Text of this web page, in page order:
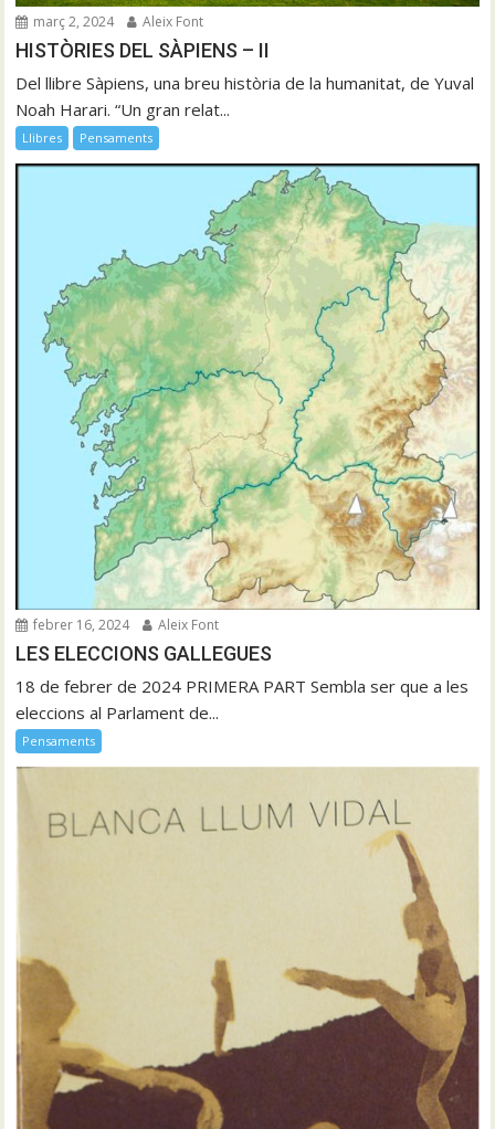
març 2, 2024 Aleix Font
HISTÒRIES DEL SÀPIENS – II
Del llibre Sàpiens, una breu història de la humanitat, de Yuval
Noah Harari. “Un gran relat...
Llibres Pensaments
febrer 16, 2024 Aleix Font
LES ELECCIONS GALLEGUES
18 de febrer de 2024 PRIMERA PART Sembla ser que a les
eleccions al Parlament de...
Pensaments